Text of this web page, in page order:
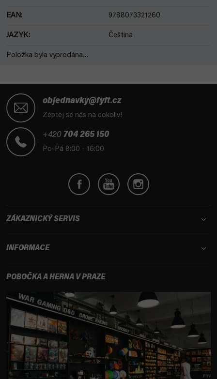
EAN: 9788073321260
JAZYK: Čeština
Položka byla vyprodána…
objednavky@fyft.cz
Zeptej se nás na cokoliv!
+420 704 265 150
Po-Pá 8:00 - 16:00
ZÁKAZNICKÝ SERVIS
INFORMACE
POBOČKA A HERNA V PRAZE